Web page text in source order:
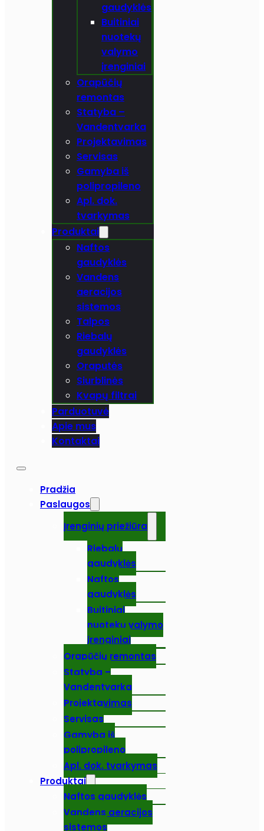
gaudyklės
Buitiniai
nuotekų
valymo
įrenginiai
Orapūčių
remontas
Statyba –
Vandentvarka
Projektavimas
Servisas
Gamyba iš
polipropileno
Apl. dok.
tvarkymas
Produktai
Naftos
gaudyklės
Vandens
aeracijos
sistemos
Talpos
Riebalų
gaudyklės
Oraputės
Siurblinės
Kvapų filtrai
Parduotuvė
Apie mus
Kontaktai
Pradžia
Paslaugos
Įrenginių priežiūra
Riebalų
gaudyklės
Naftos
gaudyklės
Buitiniai
nuotekų valymo
įrenginiai
Orapūčių remontas
Statyba –
Vandentvarka
Projektavimas
Servisas
Gamyba iš
polipropileno
Apl. dok. tvarkymas
Produktai
Naftos gaudyklės
Vandens aeracijos
sistemos